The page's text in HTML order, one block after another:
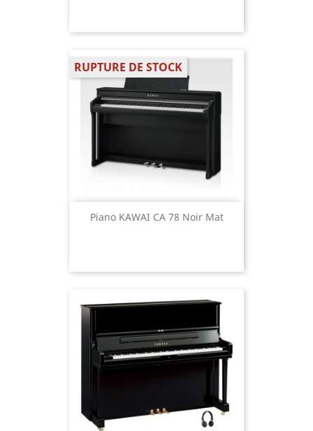
Piano KAWAI CA 78 Noir Mat
RUPTURE DE STOCK